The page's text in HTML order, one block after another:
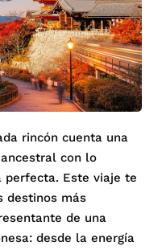
rincón cuenta una
con lo
perfecta. Este viaje te
destinos más
de una
desde la energía